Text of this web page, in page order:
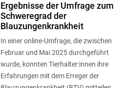
Ergebnisse der Umfrage zum
Schweregrad der
Blauzungenkrankheit
In einer online-Umfrage, die zwischen
Februar und Mai 2025 durchgeführt
wurde, konnten Tierhalter:innen ihre
Erfahrungen mit dem Erreger der